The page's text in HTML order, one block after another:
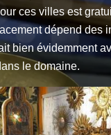
ces villes est
dépend des
bien évidemment
le domaine.